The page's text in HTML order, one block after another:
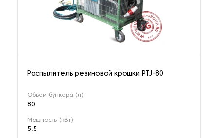
Распылитель резиновой крошки PTJ-80
Объем бункера (л)
80
Мощность (кВт)
5,5